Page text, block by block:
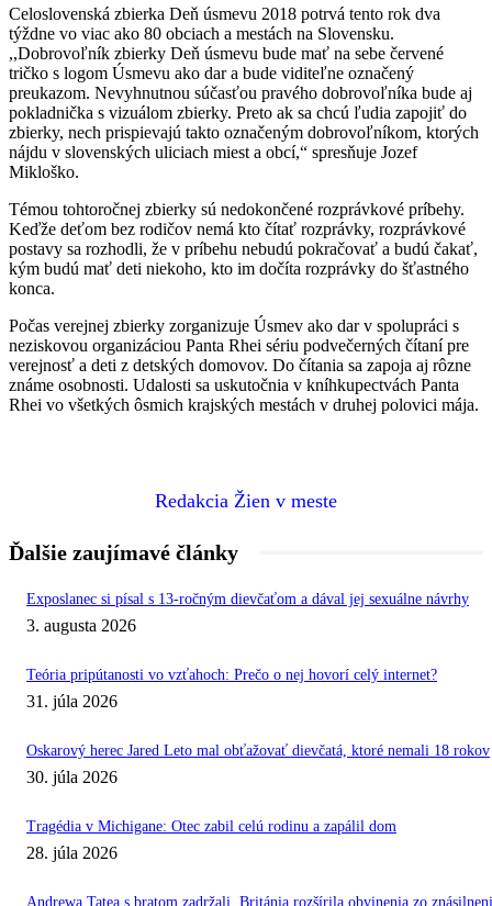
Celoslovenská zbierka Deň úsmevu 2018 potrvá tento rok dva
týždne vo viac ako 80 obciach a mestách na Slovensku.
,,Dobrovoľník zbierky Deň úsmevu bude mať na sebe červené
tričko s logom Úsmevu ako dar a bude viditeľne označený
preukazom. Nevyhnutnou súčasťou pravého dobrovoľníka bude aj
pokladnička s vizuálom zbierky. Preto ak sa chcú ľudia zapojiť do
zbierky, nech prispievajú takto označeným dobrovoľníkom, ktorých
nájdu v slovenských uliciach miest a obcí,“ spresňuje Jozef
Mikloško.
Témou tohtoročnej zbierky sú nedokončené rozprávkové príbehy.
Keďže deťom bez rodičov nemá kto čítať rozprávky, rozprávkové
postavy sa rozhodli, že v príbehu nebudú pokračovať a budú čakať,
kým budú mať deti niekoho, kto im dočíta rozprávky do šťastného
konca.
Počas verejnej zbierky zorganizuje Úsmev ako dar v spolupráci s
neziskovou organizáciou Panta Rhei sériu podvečerných čítaní pre
verejnosť a deti z detských domovov. Do čítania sa zapoja aj rôzne
známe osobnosti. Udalosti sa uskutočnia v kníhkupectvách Panta
Rhei vo všetkých ôsmich krajských mestách v druhej polovici mája.
Redakcia Žien v meste
Ďalšie zaujímavé články
Exposlanec si písal s 13-ročným dievčaťom a dával jej sexuálne návrhy
3. augusta 2026
Teória pripútanosti vo vzťahoch: Prečo o nej hovorí celý internet?
31. júla 2026
Oskarový herec Jared Leto mal obťažovať dievčatá, ktoré nemali 18 rokov
30. júla 2026
Tragédia v Michigane: Otec zabil celú rodinu a zapálil dom
28. júla 2026
Andrewa Tatea s bratom zadržali. Británia rozšírila obvinenia zo